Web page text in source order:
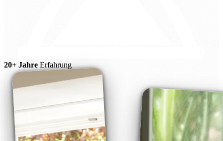
20+ Jahre Erfahrung